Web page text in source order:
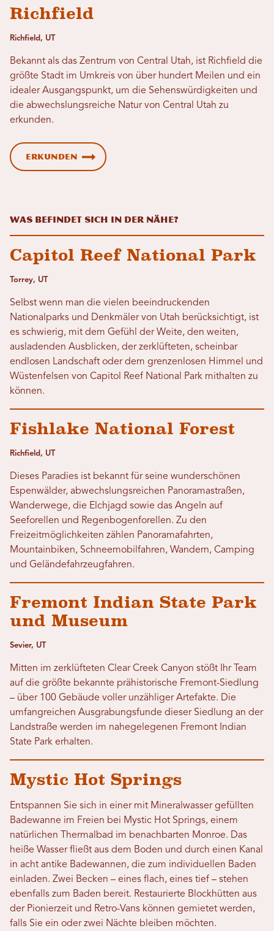
Richfield
Richfield, UT
Bekannt als das Zentrum von Central Utah, ist Richfield die
größte Stadt im Umkreis von über hundert Meilen und ein
idealer Ausgangspunkt, um die Sehenswürdigkeiten und
die abwechslungsreiche Natur von Central Utah zu
erkunden.
Erkunden
Was befindet sich in der Nähe?
Capitol Reef National Park
Torrey, UT
Selbst wenn man die vielen beeindruckenden
Nationalparks und Denkmäler von Utah berücksichtigt, ist
es schwierig, mit dem Gefühl der Weite, den weiten,
ausladenden Ausblicken, der zerklüfteten, scheinbar
endlosen Landschaft oder dem grenzenlosen Himmel und
Wüstenfelsen von Capitol Reef National Park mithalten zu
können.
Fishlake National Forest
Richfield, UT
Dieses Paradies ist bekannt für seine wunderschönen
Espenwälder, abwechslungsreichen Panoramastraßen,
Wanderwege, die Elchjagd sowie das Angeln auf
Seeforellen und Regenbogenforellen. Zu den
Freizeitmöglichkeiten zählen Panoramafahrten,
Mountainbiken, Schneemobilfahren, Wandern, Camping
und Geländefahrzeugfahren.
Fremont Indian State Park
und Museum
Sevier, UT
Mitten im zerklüfteten Clear Creek Canyon stößt Ihr Team
auf die größte bekannte prähistorische Fremont-Siedlung
– über 100 Gebäude voller unzähliger Artefakte. Die
umfangreichen Ausgrabungsfunde dieser Siedlung an der
Landstraße werden im nahegelegenen Fremont Indian
State Park erhalten.
Mystic Hot Springs
Entspannen Sie sich in einer mit Mineralwasser gefüllten
Badewanne im Freien bei Mystic Hot Springs, einem
natürlichen Thermalbad im benachbarten Monroe. Das
heiße Wasser fließt aus dem Boden und durch einen Kanal
in acht antike Badewannen, die zum individuellen Baden
einladen. Zwei Becken – eines flach, eines tief – stehen
ebenfalls zum Baden bereit. Restaurierte Blockhütten aus
der Pionierzeit und Retro-Vans können gemietet werden,
falls Sie ein oder zwei Nächte bleiben möchten.